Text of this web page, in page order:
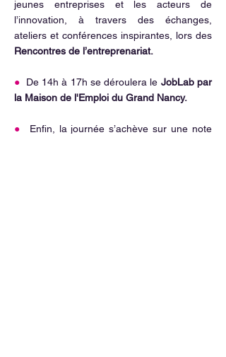
jeunes entreprises et les acteurs de
l’innovation, à travers des échanges,
ateliers et conférences inspirantes, lors des
Rencontres de l’entreprenariat.
● De 14h à 17h se déroulera le JobLab par
la Maison de l'Emploi du Grand Nancy.
● Enfin, la journée s’achève sur une note